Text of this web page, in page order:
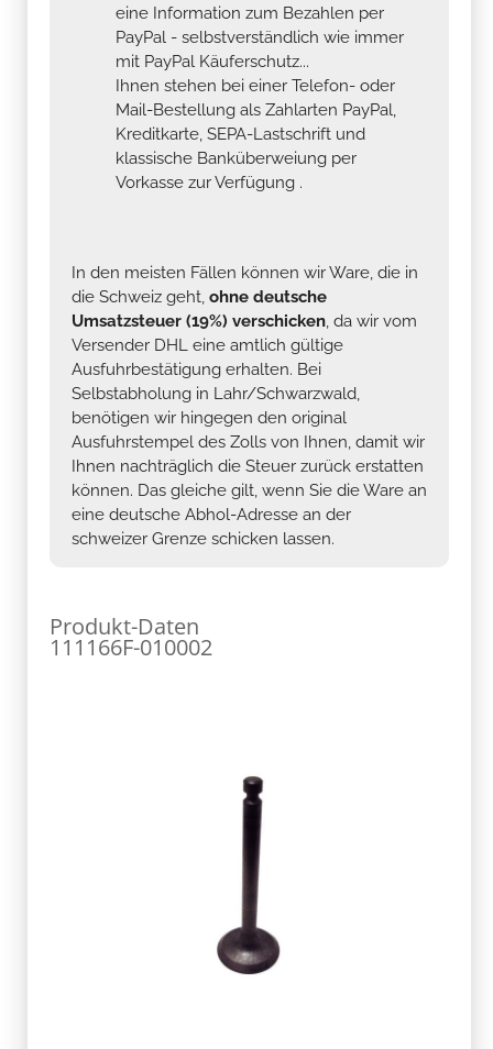
eine Information zum Bezahlen per
PayPal - selbstverständlich wie immer
mit PayPal Käuferschutz...
Ihnen stehen bei einer Telefon- oder
Mail-Bestellung als Zahlarten PayPal,
Kreditkarte, SEPA-Lastschrift und
klassische Banküberweiung per
Vorkasse zur Verfügung .
In den meisten Fällen können wir Ware, die in
die Schweiz geht, ohne deutsche
Umsatzsteuer (19%) verschicken, da wir vom
Versender DHL eine amtlich gültige
Ausfuhrbestätigung erhalten. Bei
Selbstabholung in Lahr/Schwarzwald,
benötigen wir hingegen den original
Ausfuhrstempel des Zolls von Ihnen, damit wir
Ihnen nachträglich die Steuer zurück erstatten
können. Das gleiche gilt, wenn Sie die Ware an
eine deutsche Abhol-Adresse an der
schweizer Grenze schicken lassen.
Produkt-Daten
111166F-010002